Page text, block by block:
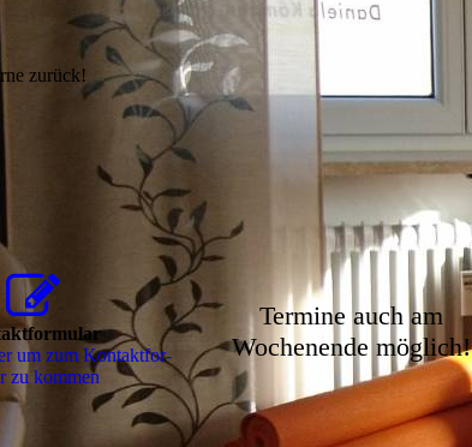
zurück!
um zum Kon­takt­for­
zu kommen
Termine auch am
Wochenende möglich!